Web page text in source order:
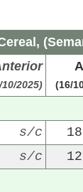
10/2025) (16/
s/c
s/c